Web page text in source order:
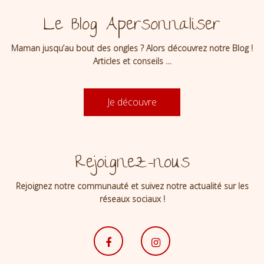
Le Blog Apersonnaliser
Maman jusqu’au bout des ongles ? Alors découvrez notre Blog !
Articles et conseils …
Je découvre
Rejoignez-nous
Rejoignez notre communauté et suivez notre actualité sur les
réseaux sociaux !